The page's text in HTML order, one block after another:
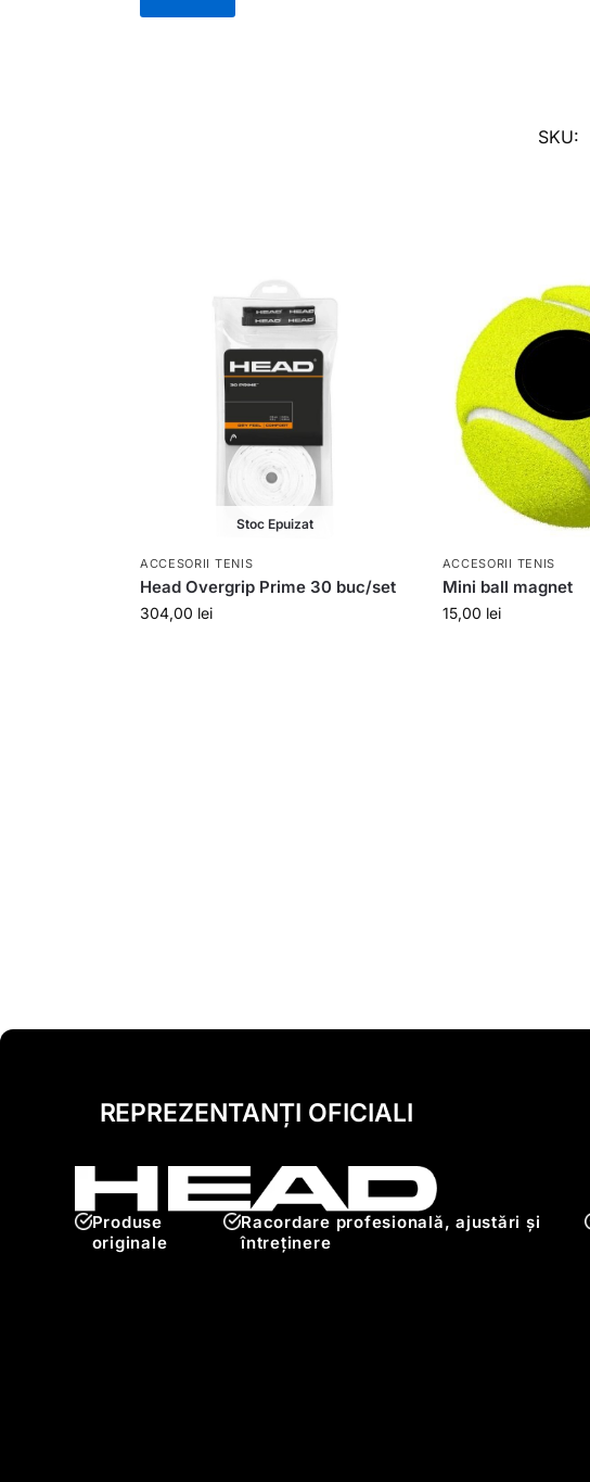
SKU:
Stoc Epuizat
ACCESORII TENIS
Head Overgrip Prime 30 buc/set
304,00 lei
ACCESORII TENIS
Mini ball magnet
15,00 lei
REPREZENTANȚI OFICIALI
Produse
originale
Racordare profesională, ajustări și
întreținere